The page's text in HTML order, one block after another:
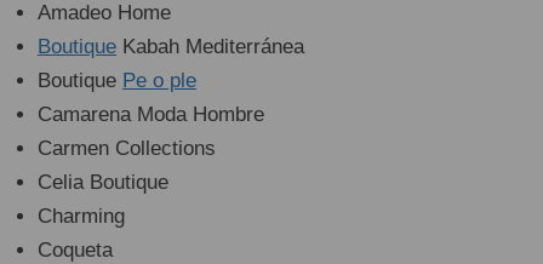
Amadeo Home
Boutique Kabah Mediterránea
Boutique Pe o ple
Camarena Moda Hombre
Carmen Collections
Celia Boutique
Charming
Coqueta